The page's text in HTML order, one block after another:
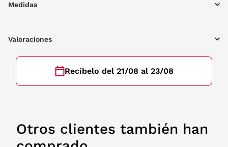
Medidas
Valoraciones
Recíbelo del 21/08 al 23/08
Otros clientes también han